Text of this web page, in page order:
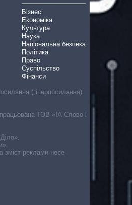
Бізнес
Економіка
Культура
Наука
Національна безпека
Політика
Право
Суспільство
Фінанси
(гіперпосилання)
ТОВ «ІА Слово і
зміст реклами несе